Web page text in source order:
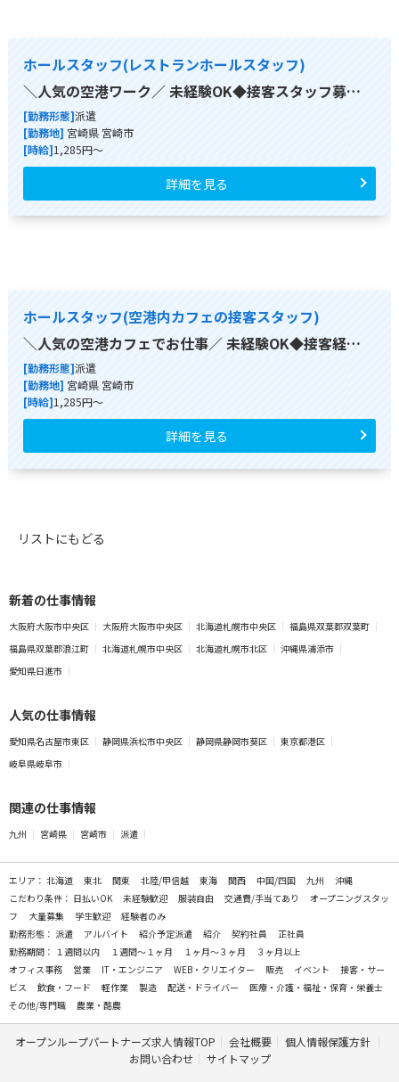
ホールスタッフ(レストランホールスタッフ)
＼人気の空港ワーク／ 未経験OK◆接客スタッフ募…
[勤務形態]派遣
[勤務地] 宮崎県 宮崎市
[時給]1,285円～
詳細を見る
ホールスタッフ(空港内カフェの接客スタッフ)
＼人気の空港カフェでお仕事／ 未経験OK◆接客経…
[勤務形態]派遣
[勤務地] 宮崎県 宮崎市
[時給]1,285円～
詳細を見る
リストにもどる
新着の仕事情報
大阪府大阪市中央区 大阪府大阪市中央区 北海道札幌市中央区
福島県双葉郡双葉町
福島県双葉郡浪江町
北海道札幌市中央区 北海道札幌市北区
沖縄県浦添市
愛知県日進市
人気の仕事情報
愛知県名古屋市東区 静岡県浜松市中央区 静岡県静岡市葵区
東京都港区
岐阜県岐阜市
関連の仕事情報
九州 宮崎県 宮崎市 派遣
エリア： 北海道 東北 関東 北陸/甲信越 東海 関西 中国/四国 九州
沖縄
こだわり条件： 日払いOK 未経験歓迎 服装自由 交通費/手当てあり
オープニングスタッ
フ
大量募集 学生歓迎
経験者のみ
勤務形態： 派遣 アルバイト 紹介予定派遣 紹介 契約社員
正社員
勤務期間： １週間以内 １週間～１ヶ月 １ヶ月～３ヶ月
３ヶ月以上
オフィス事務
営業 IT・エンジニア WEB・クリエイター 販売 イベント
接客・サー
ビス
飲食・フード 軽作業 製造 配送・ドライバー
医療・介護・福祉・保育・栄養士
その他/専門職
農業・酪農
オープンループパートナーズ求人情報TOP 会社概要
個人情報保護方針
お問い合わせ
サイトマップ